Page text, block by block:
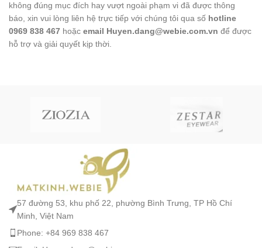
không đúng mục đích hay vượt ngoài phạm vi đã được thông
báo, xin vui lòng liên hệ trực tiếp với chúng tôi qua số hotline
0969 838 467 hoặc email Huyen.dang@webie.com.vn để được
hỗ trợ và giải quyết kịp thời.
57 đường 53, khu phố 22, phường Bình Trưng, TP Hồ Chí
Minh, Việt Nam
Phone: +84 969 838 467